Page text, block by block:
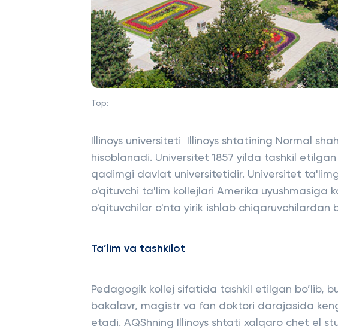
Top:
Illinoys universiteti Illinoys shtatining Normal
hisoblanadi. Universitet 1857 yilda tashkil
qadimgi davlat universitetidir. Universitet
o'qituvchi ta'lim kollejlari Amerika uyushmasiga
o'qituvchilar o'nta yirik ishlab
Ta’lim va tashkilot
Pedagogik kollej sifatida tashkil etilgan bo’lib,
bakalavr, magistr va fan doktori darajasida
etadi. AQShning Illinoys shtati xalqaro chet el